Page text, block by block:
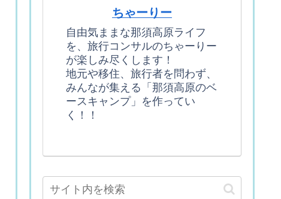
ちゃーりー
自由気ままな那須高原ライフ
を、旅行コンサルのちゃーりー
が楽しみ尽くします！
地元や移住、旅行者を問わず、
みんなが集える「那須高原のベ
ースキャンプ」を作ってい
く！！